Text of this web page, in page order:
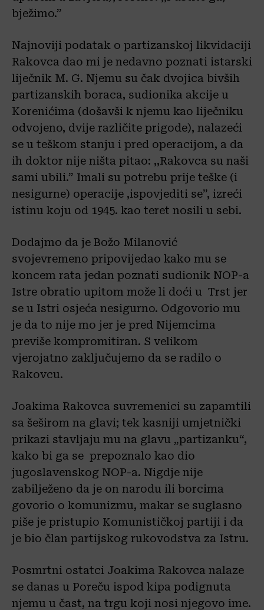
bježimo.”
Najnoviji podatak o partizanskoj likvidaciji
Rakovca dao mi je nedavno poznati istarski
liječnik M. G. Njemu su čak dvojica bivših
partizanskih boraca, sudionika akcije u
Korenićima (došavši k njemu kao liječniku
odvojeno, dvije različite prigode), nalazeći
se u teškom stanju i pred operacijom, a da
ih doktor nije ništa pitao: ,,Rakovca su naši
sami ubili.” Imali su potrebu prije teške (i
nesigurne) operacije ,ispovjediti se”, izreći
istinu koju od 1945. kao teret nosili u sebi.
Dodajmo da je Božo Milanović
svojevremeno pripovijedao kako mu se
koncem rata jedan poznati sudionik NOP-a
Istre obratio upitom može li doći u Trst jer
se u Istri osjeća nesigurno. Odgovorio mu
je da to nije mo jer je pred Nijemcima
previše kompromitiran. S velikom
vjerojatno zaključujemo da se radilo o
Rakovcu.
Joakima Rakovca suvremenici su zapamtili
sa šeširom na glavi; tek kasniji umjetnički
prikazi stavljaju mu na glavu „partizanku“,
kako bi ga se prepoznalo kao dio
jugoslavenskog NOP-a. Nigdje nije
zabilježeno da je on narodu ili borcima
govorio o komunizmu, makar se suglasno
piše je pristupio Komunističkoj partiji i da
je bio član partijskog rukovodstva za Istru.
Posmrtni ostatci Joakima Rakovca nalaze
se danas u Poreču ispod kipa podignuta
njemu u čast, na trgu koji nosi njegovo ime.